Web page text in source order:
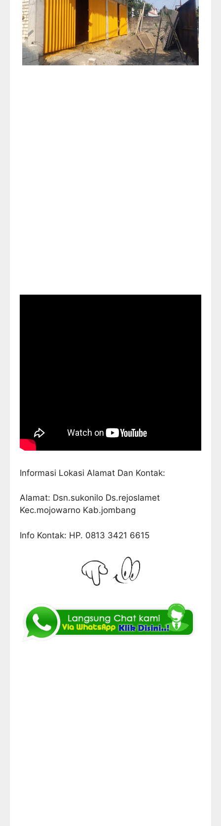
Informasi Lokasi Alamat Dan Kontak:
Alamat: Dsn.sukonilo Ds.rejoslamet
Kec.mojowarno Kab.jombang
Info Kontak: HP. 0813 3421 6615